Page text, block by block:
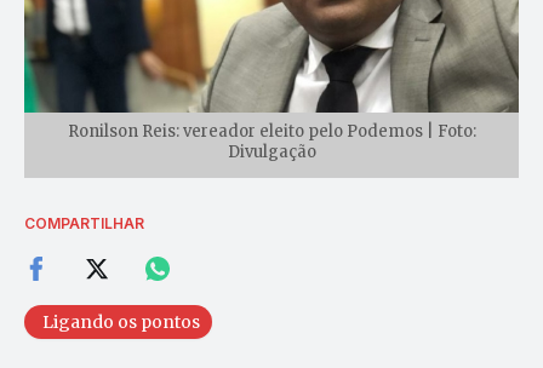
Ronilson Reis: vereador eleito pelo Podemos | Foto:
Divulgação
COMPARTILHAR
Ligando os pontos